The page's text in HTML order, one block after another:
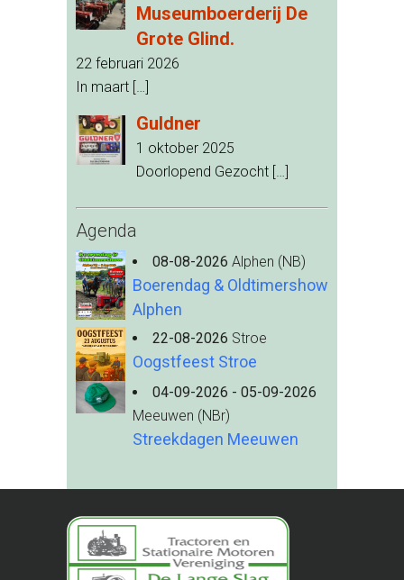
Museumboerderij De
Grote Glind.
22 februari 2026
In maart […]
Guldner
1 oktober 2025
Doorlopend Gezocht […]
Agenda
08-08-2026 Alphen (NB)
Boerendag & Oldtimershow
Alphen
22-08-2026 Stroe
Oogstfeest Stroe
04-09-2026 - 05-09-2026
Meeuwen (NBr)
Streekdagen Meeuwen